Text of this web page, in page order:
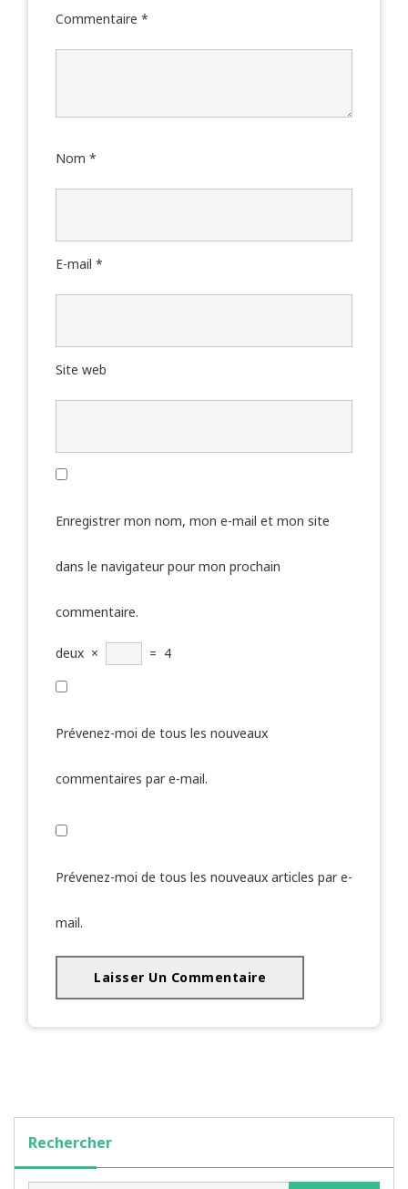
Commentaire *
Nom *
E-mail *
Site web
Enregistrer mon nom, mon e-mail et mon site
dans le navigateur pour mon prochain
commentaire.
deux × = 4
Prévenez-moi de tous les nouveaux
commentaires par e-mail.
Prévenez-moi de tous les nouveaux articles par e-
mail.
Rechercher